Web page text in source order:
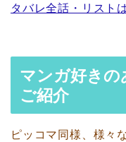
タバレ全話・リスト
マンガ好きの
ご紹介
ピッコマ同様、様々